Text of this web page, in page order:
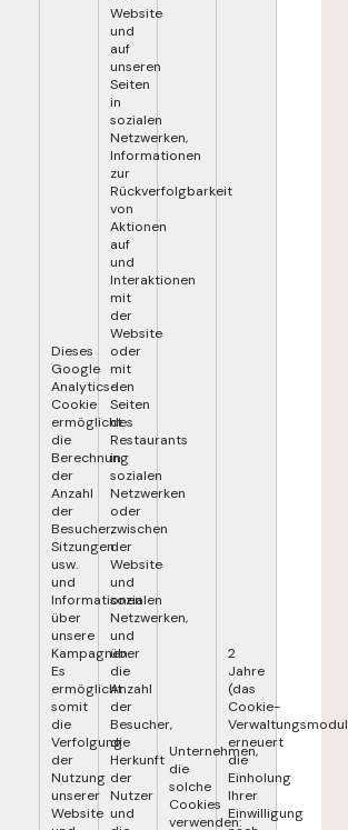
Dieses
Google
Analytics-
Cookie
ermöglicht
die
Berechnung
der
Anzahl
der
Besucher,
Sitzungen
usw.
und
Informationen
über
unsere
Kampagnen.
Es
ermöglicht
somit
die
Verfolgung
der
Nutzung
unserer
Website
Website
und
auf
unseren
Seiten
in
sozialen
Netzwerken,
Informationen
zur
Rückverfolgbarkeit
von
Aktionen
auf
und
Interaktionen
mit
der
Website
oder
mit
den
Seiten
des
Restaurants
in
sozialen
Netzwerken
oder
zwischen
der
Website
und
sozialen
Netzwerken,
und
über
die
Anzahl
der
Besucher,
die
Herkunft
der
Nutzer
und
Unternehmen,
die
solche
Cookies
verwenden:
2
Jahre
(das
Cookie-
Verwaltungsmodul
erneuert
die
Einholung
Ihrer
Einwilligung